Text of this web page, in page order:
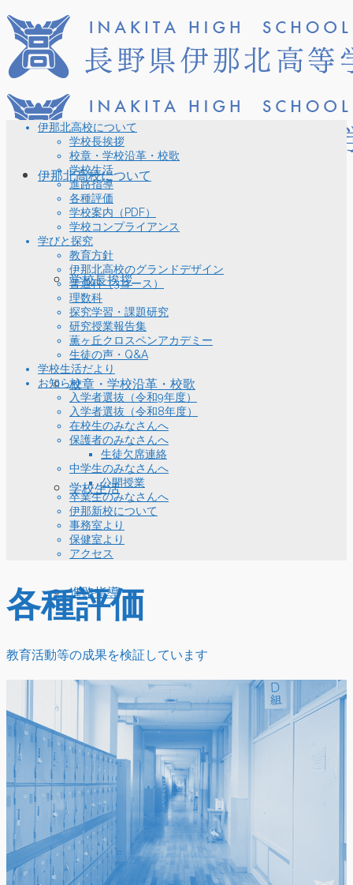
伊那北高校について
学校長挨拶
校章・学校沿革・校歌
学校生活
進路指導
各種評価
学校案内（PDF）
伊那北高校について
学校長挨拶
校章・学校沿革・校歌
学校生活
進路指導
各種評価
学校案内（PDF）
学校コンプライアンス
学びと探究
教育方針
伊那北高校のグランドデザイン
普通科（3コース）
理数科
探究学習・課題研究
研究授業報告集
薫ヶ丘クロスペンアカデミー
生徒の声・Q&A
学校生活だより
お知らせ
入学者選抜（令和9年度）
入学者選抜（令和8年度）
在校生のみなさんへ
保護者のみなさんへ
生徒欠席連絡
中学生のみなさんへ
公開授業
卒業生のみなさんへ
伊那新校について
事務室より
保健室より
アクセス
各種評価
教育活動等の成果を検証しています